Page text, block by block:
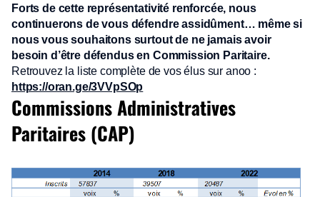
Forts de cette représentativité renforcée, nous
continuerons de vous défendre assidûment… même si
nous vous souhaitons surtout de ne jamais avoir
besoin d’être défendus en Commission Paritaire.
Retrouvez la liste complète de vos élus sur anoo :
https://oran.ge/3VVpSOp
Commissions Administratives
Paritaires (CAP)